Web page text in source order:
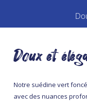
Doux et
Notre suédine vert
avec des nuances